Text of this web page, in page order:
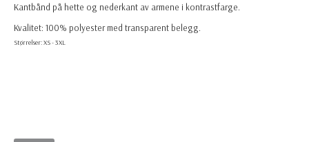
Kantbånd på hette og nederkant av armene i kontrastfarge.
Kvalitet: 100% polyester med transparent belegg.
Størrelser: XS - 3XL